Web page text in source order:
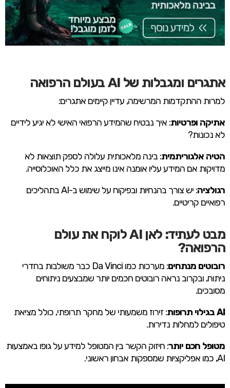
אתגרים ומגבלות של AI בעולם הרפואה
למרות ההתקדמות המרשימה, עדיין קיימים אתגרים:
אתיקה ופרטיות: איך נבטיח שהמידע הרפואי האישי לא יגיע לידיים
לא נכונות?
הטיה אלגוריתמית: בינה מלאכותית עלולה לספק תוצאות לא
מדויקות אם המידע עליו אומנה אינו מייצג את כלל האוכלוסייה.
רגולציה
: יש צורך בהנחיות ובפיקוח על שימוש ב-AI בתהליכים
רפואיים קריטיים.
מבט לעתיד: לאן AI לוקח את עולם
הרפואה?
רובוטים מנתחים
: מערכות כמו Da Vinci כבר משולבות בחדרי
ניתוח, ובקרוב נראה רובוטים חכמים יותר שמבצעים ניתוחים
מסובכים.
AI בגילוי תרופות
: זירוז משמעותי של מחקר תרופתי, כולל מציאת
טיפולים למחלות נדירות.
מטופל חכם יותר: חיזוק הקשר בין המטופל למידע על גופו באמצעות
AI, כמו אפליקציות שמספקות אבחון ראשוני.